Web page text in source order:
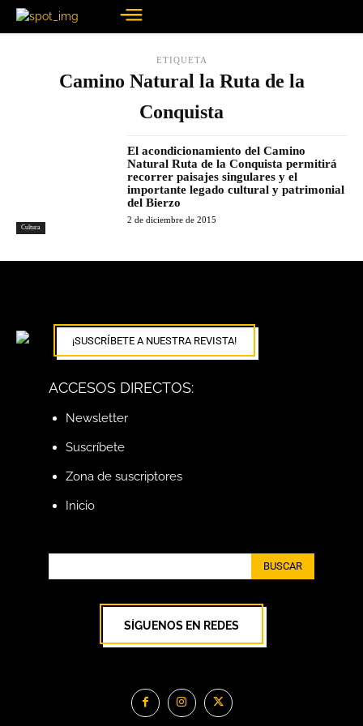
ETIQUETA
Camino Natural la Ruta de la
Conquista
Cultura
El acondicionamiento del Camino
Natural Ruta de la Conquista permitirá
recorrer paisajes singulares y el
importante legado cultural y patrimonial
del Bierzo
2 de diciembre de 2015
¡SUSCRÍBETE A NUESTRA REVISTA!
ACCESOS DIRECTOS:
Newsletter
Suscríbete
Zona de suscriptores
Inicio
BUSCAR
SÍGUENOS EN REDES